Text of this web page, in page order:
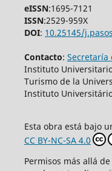
eISSN:1695-7121
ISSN:2529-959X
DOI: 10.25145/j.pasos
Contacto: Secretaría
Instituto
Turismo de la
Instituto
Esta obra está bajo
CC BY-NC-SA 4.0
Permisos más allá